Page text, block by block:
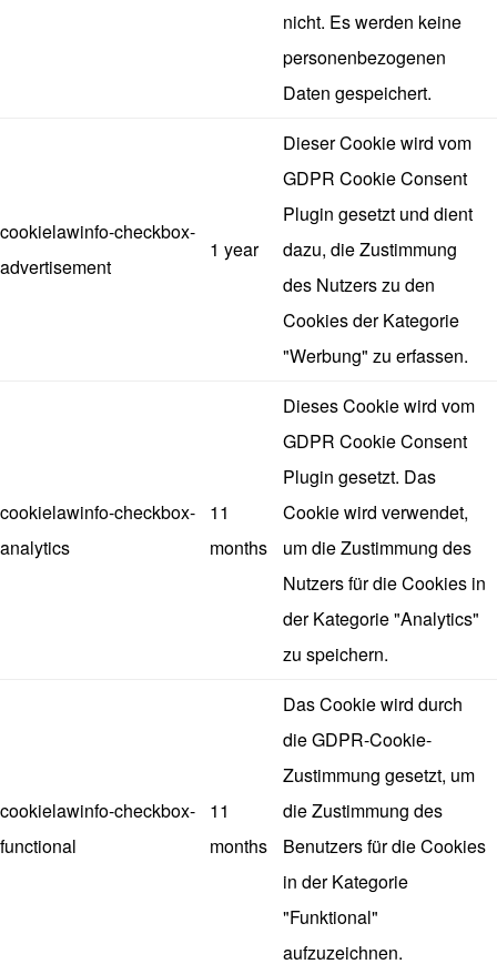
nicht. Es werden keine
personenbezogenen
Daten gespeichert.
cookielawinfo-checkbox-
advertisement
1 year
Dieser Cookie wird vom
GDPR Cookie Consent
Plugin gesetzt und dient
dazu, die Zustimmung
des Nutzers zu den
Cookies der Kategorie
"Werbung" zu erfassen.
cookielawinfo-checkbox-
analytics
11
months
Dieses Cookie wird vom
GDPR Cookie Consent
Plugin gesetzt. Das
Cookie wird verwendet,
um die Zustimmung des
Nutzers für die Cookies in
der Kategorie "Analytics"
zu speichern.
cookielawinfo-checkbox-
functional
11
months
Das Cookie wird durch
die GDPR-Cookie-
Zustimmung gesetzt, um
die Zustimmung des
Benutzers für die Cookies
in der Kategorie
"Funktional"
aufzuzeichnen.